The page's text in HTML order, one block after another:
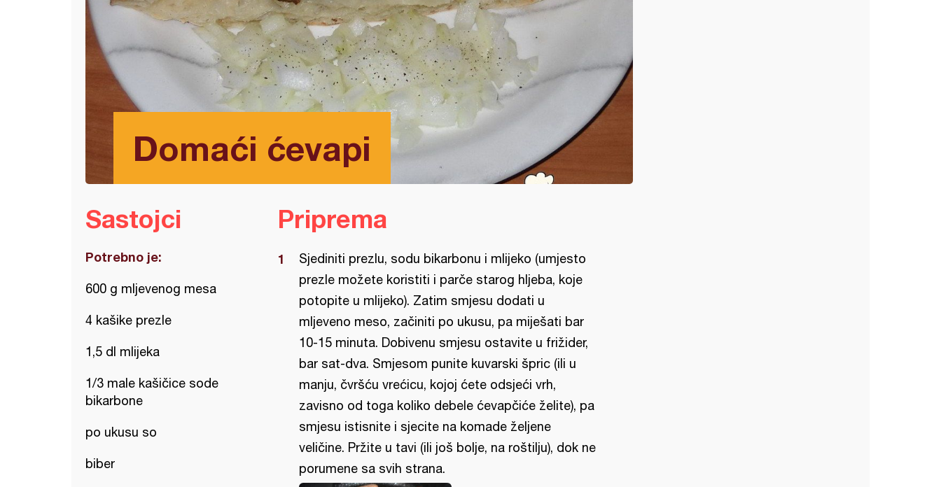
Domaći ćevapi
Sastojci
Potrebno je:
600 g mljevenog mesa
4 kašike prezle
1,5 dl mlijeka
1/3 male kašičice sode
bikarbone
po ukusu so
biber
Priprema
Sjediniti prezlu, sodu bikarbonu i mlijeko (umjesto
prezle možete koristiti i parče starog hljeba, koje
potopite u mlijeko). Zatim smjesu dodati u
mljeveno meso, začiniti po ukusu, pa miješati bar
10-15 minuta. Dobivenu smjesu ostavite u frižider,
bar sat-dva. Smjesom punite kuvarski špric (ili u
manju, čvršću vrećicu, kojoj ćete odsjeći vrh,
zavisno od toga koliko debele ćevapčiće želite), pa
smjesu istisnite i sjecite na komade željene
veličine. Pržite u tavi (ili još bolje, na roštilju), dok ne
porumene sa svih strana.